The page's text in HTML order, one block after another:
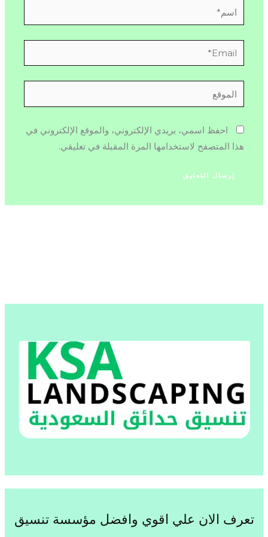
اسم*
Email*
الموقع
احفظ اسمي، بريدي الإلكتروني، والموقع الإلكتروني في
هذا المتصفح لاستخدامها المرة المقبلة في تعليقي.
تعرف الان علي اقوي وافضل مؤسسة تنسيق